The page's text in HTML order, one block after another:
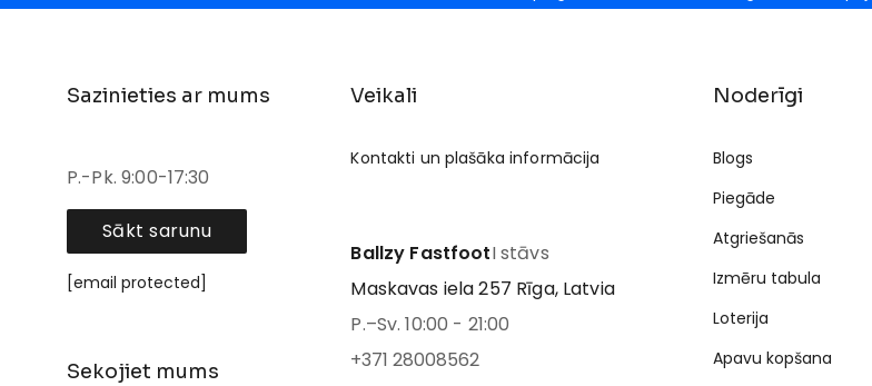
Sazinieties ar mums
P.-Pk. 9:00-17:30
Sākt sarunu
[email protected]
Sekojiet mums
Veikali
Kontakti un plašāka informācija
Ballzy FastfootI stāvs
Maskavas iela 257 Rīga, Latvia
P.–Sv. 10:00 - 21:00
+371 28008562
Noderīgi
Blogs
Piegāde
Atgriešanās
Izmēru tabula
Loterija
Apavu kopšana